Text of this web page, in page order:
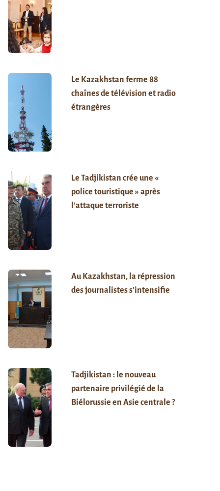
Le Kazakhstan ferme 88
chaînes de télévision et radio
étrangères
Le Tadjikistan crée une «
police touristique » après
l’attaque terroriste
Au Kazakhstan, la répression
des journalistes s’intensifie
Tadjikistan : le nouveau
partenaire privilégié de la
Biélorussie en Asie centrale ?